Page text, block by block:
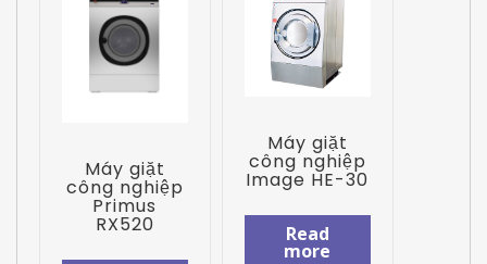
Máy giặt
công nghiệp
Primus
RX520
Máy giặt
công nghiệp
Image HE-30
Read
more